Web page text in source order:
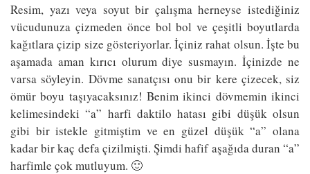
Resim, yazı veya soyut bir çalışma herneyse istediğiniz
vücudunuza çizmeden önce bol bol ve çeşitli boyutlarda
kağıtlara çizip size gösteriyorlar. İçiniz rahat olsun. İşte bu
aşamada aman kırıcı olurum diye susmayın. İçinizde ne
varsa söyleyin. Dövme sanatçısı onu bir kere çizecek, siz
ömür boyu taşıyacaksınız! Benim ikinci dövmemin ikinci
kelimesindeki “a” harfi daktilo hatası gibi düşük olsun
gibi bir istekle gitmiştim ve en güzel düşük “a” olana
kadar bir kaç defa çizilmişti. Şimdi hafif aşağıda duran “a”
harfimle çok mutluyum. 🙂